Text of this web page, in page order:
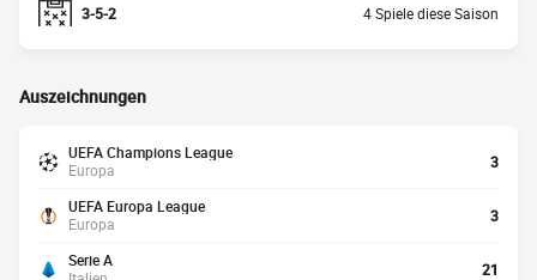
3-5-2 4 Spiele diese Saison
Auszeichnungen
UEFA Champions League
Europa
3
UEFA Europa League
Europa
3
Serie A
21